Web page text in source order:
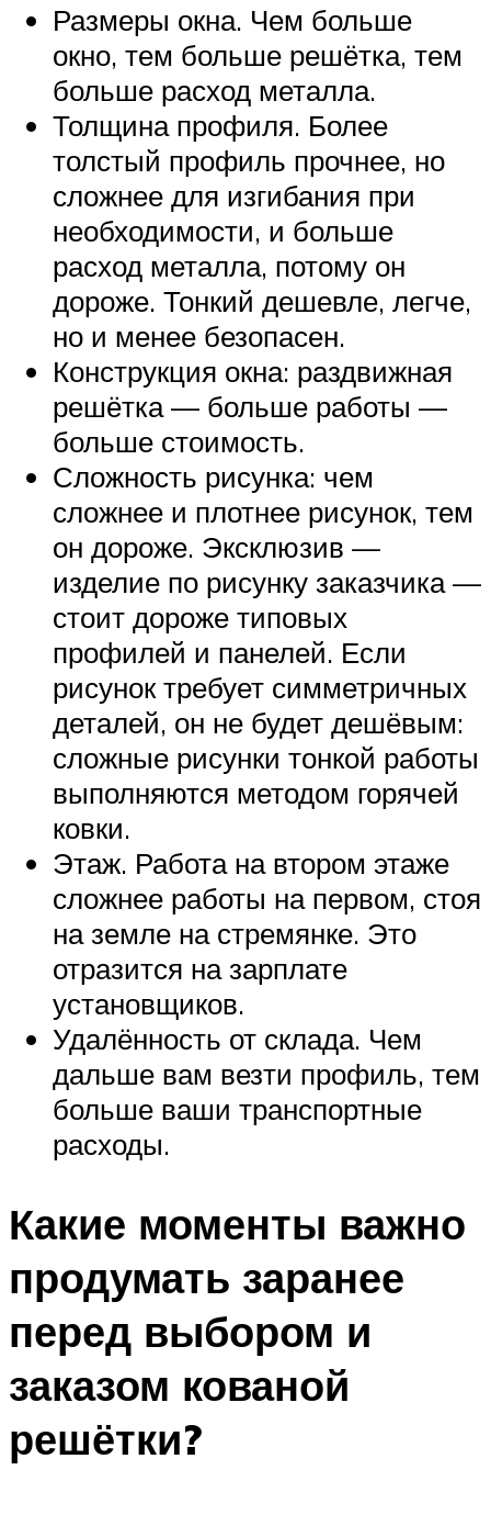
Размеры окна. Чем больше
окно, тем больше решётка, тем
больше расход металла.
Толщина профиля. Более
толстый профиль прочнее, но
сложнее для изгибания при
необходимости, и больше
расход металла, потому он
дороже. Тонкий дешевле, легче,
но и менее безопасен.
Конструкция окна: раздвижная
решётка — больше работы —
больше стоимость.
Сложность рисунка: чем
сложнее и плотнее рисунок, тем
он дороже. Эксклюзив —
изделие по рисунку заказчика —
стоит дороже типовых
профилей и панелей. Если
рисунок требует симметричных
деталей, он не будет дешёвым:
сложные рисунки тонкой работы
выполняются методом горячей
ковки.
Этаж. Работа на втором этаже
сложнее работы на первом, стоя
на земле на стремянке. Это
отразится на зарплате
установщиков.
Удалённость от склада. Чем
дальше вам везти профиль, тем
больше ваши транспортные
расходы.
Какие моменты важно
продумать заранее
перед выбором и
заказом кованой
решётки?